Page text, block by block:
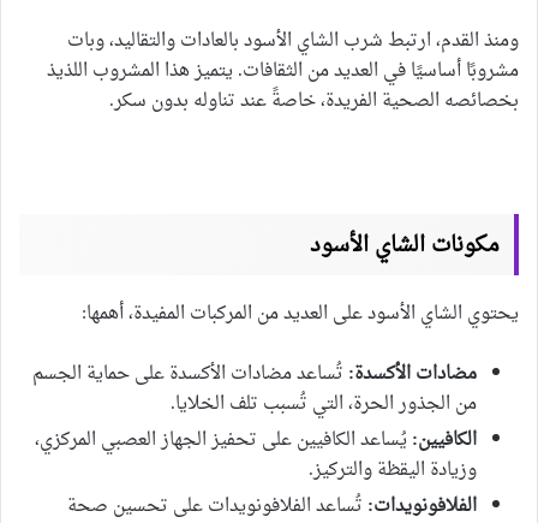
ومنذ القدم، ارتبط شرب الشاي الأسود بالعادات والتقاليد، وبات
مشروبًا أساسيًا في العديد من الثقافات. يتميز هذا المشروب اللذيذ
بخصائصه الصحية الفريدة، خاصةً عند تناوله بدون سكر.
مكونات الشاي الأسود
يحتوي الشاي الأسود على العديد من المركبات المفيدة، أهمها:
مضادات الأكسدة: تُساعد مضادات الأكسدة على حماية الجسم
من الجذور الحرة، التي تُسبب تلف الخلايا.
الكافيين:يُساعد الكافيين على تحفيز الجهاز العصبي المركزي،
وزيادة اليقظة والتركيز.
الفلافونويدات: تُساعد الفلافونويدات على تحسين صحة